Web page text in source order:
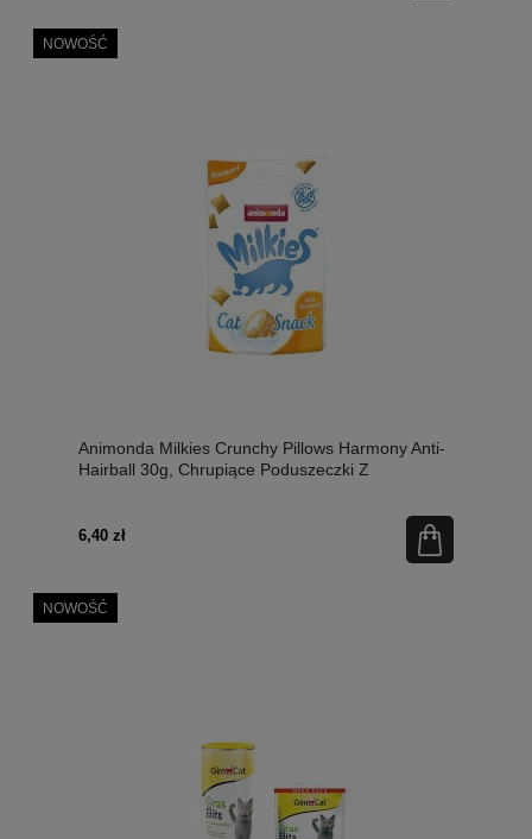
Animonda Milkies Crunchy Pillows Harmony Anti-
Hairball 30g, Chrupiące Poduszeczki Z
6,40 zł
NOWOŚĆ
NOWOŚĆ